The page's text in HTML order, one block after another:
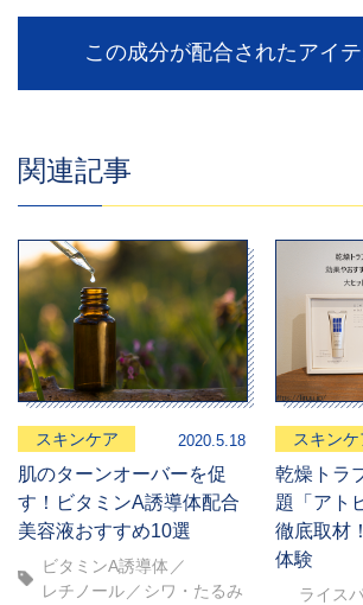
この成分が配合されたアイ
関連記事
スキンケア 2020.5.18
肌のターンオーバーを促
す！ビタミンA誘導体配合
美容液おすすめ10選
ビタミンA誘導体
レチノール
シワ・たるみ
スキンケ
乾燥トラ
題「アト
徹底取材
体験
ライス